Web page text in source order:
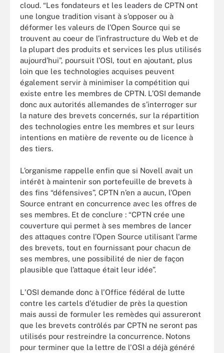
cloud. “Les fondateurs et les leaders de CPTN ont
une longue tradition visant à s’opposer ou à
déformer les valeurs de l’Open Source qui se
trouvent au coeur de l’infrastructure du Web et de
la plupart des produits et services les plus utilisés
aujourd’hui”, poursuit l’OSI, tout en ajoutant, plus
loin que les technologies acquises peuvent
également servir à minimiser la compétition qui
existe entre les membres de CPTN. L’OSI demande
donc aux autorités allemandes de s’interroger sur
la nature des brevets concernés, sur la répartition
des technologies entre les membres et sur leurs
intentions en matière de revente ou de licence à
des tiers.
L’organisme rappelle enfin que si Novell avait un
intérêt à maintenir son portefeuille de brevets à
des fins “défensives”, CPTN n’en a aucun, l’Open
Source entrant en concurrence avec les offres de
ses membres. Et de conclure : “CPTN crée une
couverture qui permet à ses membres de lancer
des attaques contre l’Open Source utilisant l'arme
des brevets, tout en fournissant pour chacun de
ses membres, une possibilité de nier de façon
plausible que l’attaque était leur idée”.
L'OSI demande donc à l'Office fédéral de lutte
contre les cartels d'étudier de près la question
mais aussi de formuler les remèdes qui assureront
que les brevets contrôlés par CPTN ne seront pas
utilisés pour restreindre la concurrence. Notons
pour terminer que la lettre de l'OSI a déjà généré